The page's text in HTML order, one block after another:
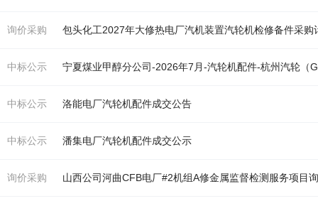
询价采购 包头化工2027年大修热电厂汽机装置汽轮机检修备件采购
中标公示 宁夏煤业甲醇分公司-2026年7月-汽轮机配件-杭州汽轮 （
中标公示 洛能电厂汽轮机配件成交公告
中标公示 潘集电厂汽轮机配件成交公示
询价采购 山西公司河曲CFB电厂#2机组A修金属监督检测服务项目